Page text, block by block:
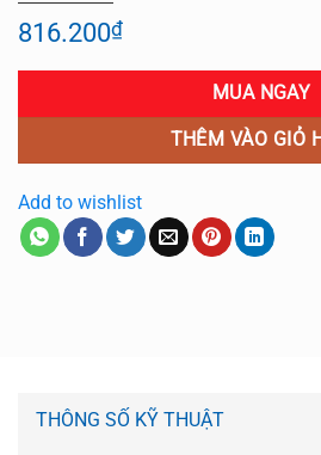
816.200₫
MUA NGAY
THÊM VÀO GIỎ
Add to wishlist
THÔNG SỐ KỸ THUẬT